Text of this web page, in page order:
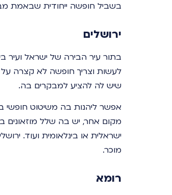
בשביל חופשה ייחודית שבאמת
ירושלים
בתור עיר הבירה של ישראל
לעשות וצריך חופשה לא קצרה על
שיש לה להציע למבקרים בה.
אפשר ליהנות בה משיטוט חופשי
מקום אחר, יש בה שלל מוזאונים
ישראלית או בינלאומית ועוד.
מוכר.
רומא